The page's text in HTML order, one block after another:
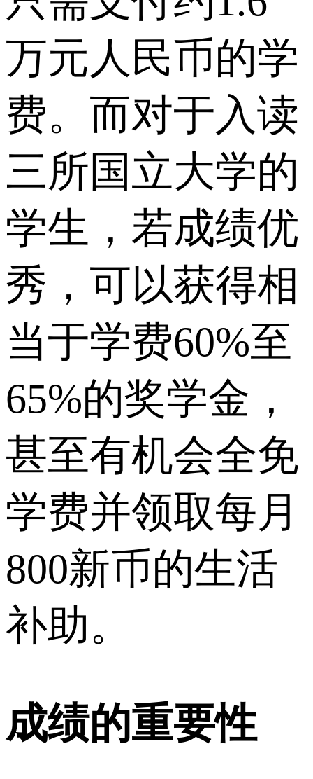
万元人民币的学
费。而对于入读
三所国立大学的
学生，若成绩优
秀，可以获得相
当于学费60%至
65%的奖学金，
甚至有机会全免
学费并领取每月
800新币的生活
补助。
成绩的重要性